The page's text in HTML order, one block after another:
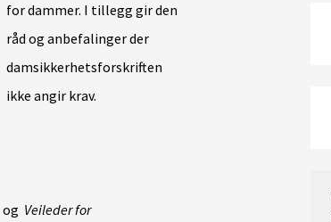
for dammer. I tillegg gir den
råd og anbefalinger der
damsikkerhetsforskriften
ikke angir krav.
og Veileder for